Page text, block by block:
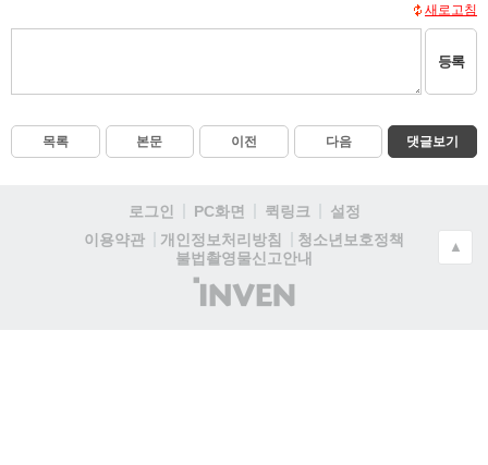
새로고침
등록
목록 본문 이전 다음 댓글보기
로그인 PC화면 퀵링크
설정
이용약관
개인정보처리방침
청소년보호정책
불법촬영물신고안내
(주)
인
▲